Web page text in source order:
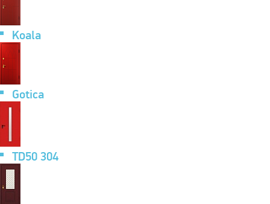
Koala
Gotica
TD50 304